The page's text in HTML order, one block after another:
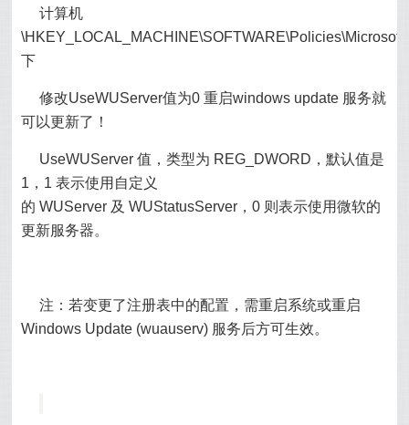
计算机
下
修改UseWUServer值为0 重启windows update 服务就
可以更新了！
UseWUServer 值，类型为 REG_DWORD，默认值是
1，1 表示使用自定义
的 WUServer 及 WUStatusServer，0 则表示使用微软的
更新服务器。
注：若变更了注册表中的配置，需重启系统或重启
Windows Update (wuauserv) 服务后方可生效。